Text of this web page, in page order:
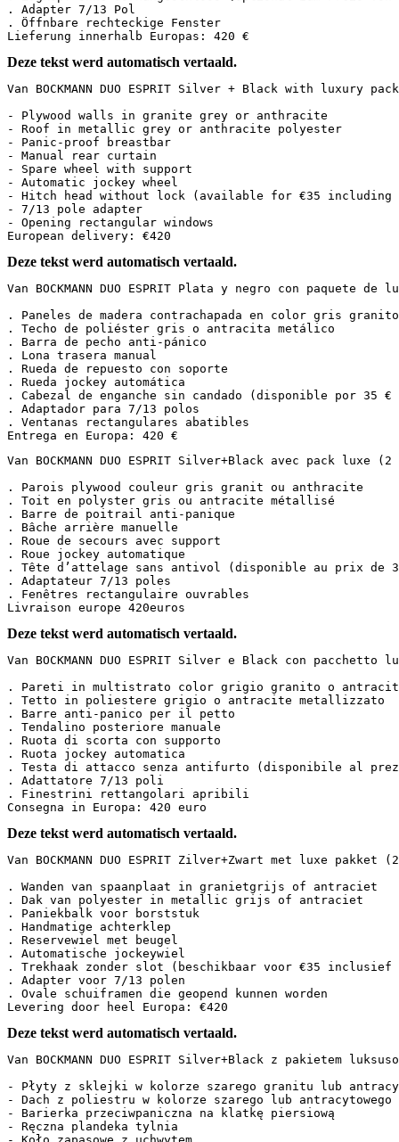
. Adapter 7/13 Pol
. Öffnbare rechteckige Fenster
Lieferung innerhalb Europas: 420 €
Deze tekst werd automatisch vertaald.
Van BOCKMANN DUO ESPRIT Silver + Black with luxury
- Plywood walls in granite grey or anthracite
- Roof in metallic grey or anthracite polyester
- Panic-proof breastbar
- Manual rear curtain
- Spare wheel with support
- Automatic jockey wheel
- Hitch head without lock (available for €35 including
- 7/13 pole adapter
- Opening rectangular windows
European delivery: €420
Deze tekst werd automatisch vertaald.
Van BOCKMANN DUO ESPRIT Plata y negro con paquete
. Paneles de madera contrachapada en color gris
. Techo de poliéster gris o antracita metálico
. Barra de pecho anti-pánico
. Lona trasera manual
. Rueda de repuesto con soporte
. Rueda jockey automática
. Cabezal de enganche sin candado (disponible por
. Adaptador para 7/13 polos
. Ventanas rectangulares abatibles
Entrega en Europa: 420 €
Van BOCKMANN DUO ESPRIT Silver+Black avec pack luxe
. Parois plywood couleur gris granit ou anthracite
. Toit en polyster gris ou antracite métallisé
. Barre de poitrail anti-panique
. Bâche arrière manuelle
. Roue de secours avec support
. Roue jockey automatique
. Tête d’attelage sans antivol (disponible au prix de
. Adaptateur 7/13 poles
. Fenêtres rectangulaire ouvrables
Livraison europe 420euros
Deze tekst werd automatisch vertaald.
Van BOCKMANN DUO ESPRIT Silver e Black con
. Pareti in multistrato color grigio granito o
. Tetto in poliestere grigio o antracite metallizzato
. Barre anti-panico per il petto
. Tendalino posteriore manuale
. Ruota di scorta con supporto
. Ruota jockey automatica
. Testa di attacco senza antifurto (disponibile al
. Adattatore 7/13 poli
. Finestrini rettangolari apribili
Consegna in Europa: 420 euro
Deze tekst werd automatisch vertaald.
Van BOCKMANN DUO ESPRIT Zilver+Zwart met luxe pakket
. Wanden van spaanplaat in granietgrijs of antraciet
. Dak van polyester in metallic grijs of antraciet
. Paniekbalk voor borststuk
. Handmatige achterklep
. Reservewiel met beugel
. Automatische jockeywiel
. Trekhaak zonder slot (beschikbaar voor €35 inclusief
. Adapter voor 7/13 polen
. Ovale schuiframen die geopend kunnen worden
Levering door heel Europa: €420
Deze tekst werd automatisch vertaald.
Van BOCKMANN DUO ESPRIT Silver+Black z pakietem
- Płyty z sklejki w kolorze szarego granitu lub
- Dach z poliestru w kolorze szarego lub antracytowego
- Barierka przeciwpaniczna na klatkę piersiową
- Ręczna plandeka tylnia